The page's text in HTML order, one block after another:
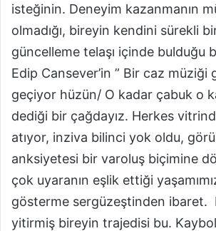
isteğinin. Deneyim kazanmanın
olmadığı, bireyin kendini sürekli
güncelleme telaşı içinde bulduğu
Edip Cansever’in ” Bir caz müziği
geçiyor hüzün/ O kadar çabuk o
dediği bir çağdayız. Herkes
atıyor, inziva bilinci yok oldu,
anksiyetesi bir varoluş biçimine
çok uyaranın eşlik ettiği
gösterme sergüzeştinden ibaret.
yitirmiş bireyin trajedisi bu.